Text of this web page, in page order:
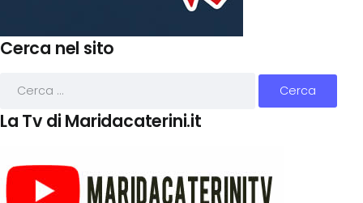
Cerca nel sito
La Tv di Maridacaterini.it